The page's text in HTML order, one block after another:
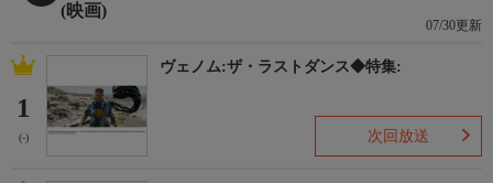
(映画)
07/30更新
1
(-)
ヴェノム:ザ・ラストダンス◆特集:
次回放送